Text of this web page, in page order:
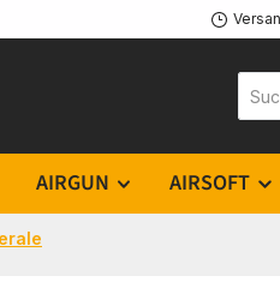
AIRGUN AIRSOFT